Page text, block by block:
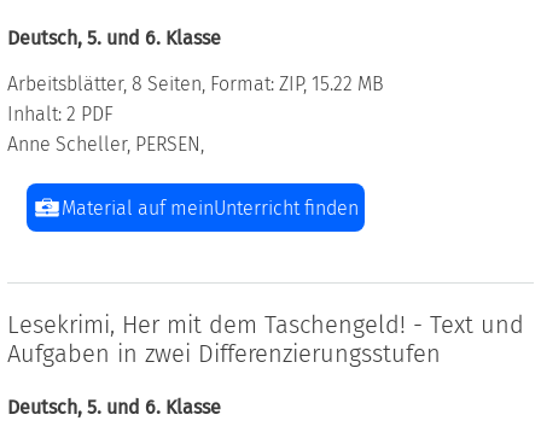
Deutsch, 5. und 6. Klasse
Arbeitsblätter, 8 Seiten, Format: ZIP, 15.22 MB
Inhalt: 2 PDF
Anne Scheller, PERSEN,
Material auf meinUnterricht finden
Lesekrimi, Her mit dem Taschengeld! - Text und
Aufgaben in zwei Differenzierungsstufen
Deutsch, 5. und 6. Klasse